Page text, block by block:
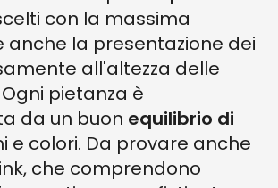
con la massima
anche la presentazione dei
all'altezza delle
pietanza è
da un buon equilibrio di
e colori. Da provare anche
che comprendono